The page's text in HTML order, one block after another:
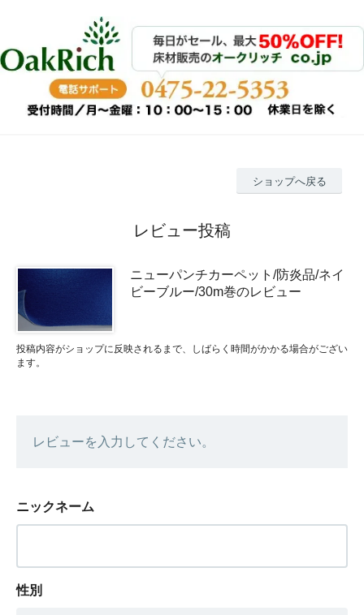
ショップへ戻る
レビュー投稿
ニューパンチカーペット/防炎品/ネイ
ビーブルー/30m巻のレビュー
投稿内容がショップに反映されるまで、しばらく時間がかかる場合がござい
ます。
レビューを入力してください。
ニックネーム
性別